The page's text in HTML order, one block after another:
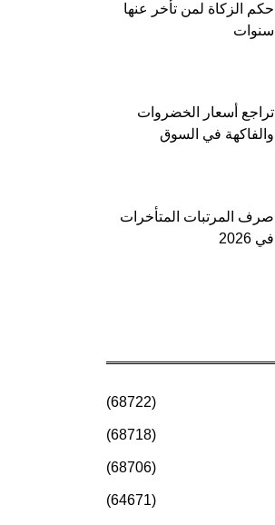
حكم الزكاة لمن تأخر عنها
سنوات
تراجع أسعار الخضروات
والفاكهة في السوق
صرف المرتبات المتأخرات
في 2026
(68722)
(68718)
(68706)
(64671)